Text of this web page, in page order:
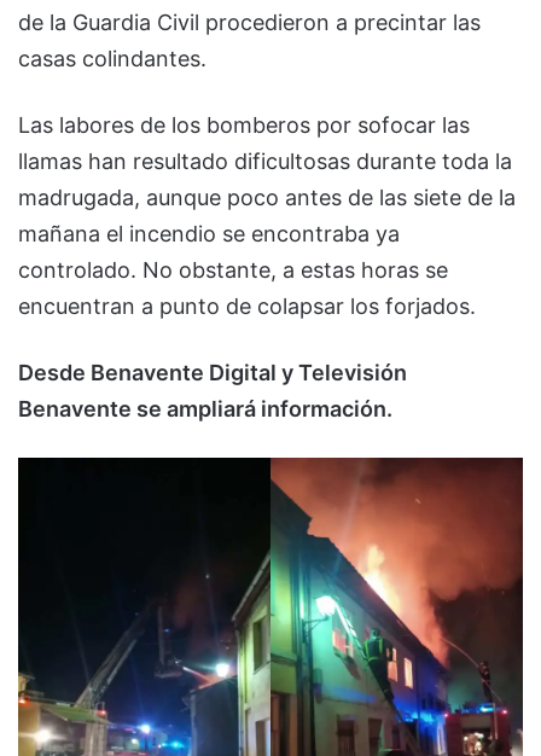
de la Guardia Civil procedieron a precintar las
casas colindantes.
Las labores de los bomberos por sofocar las
llamas han resultado dificultosas durante toda la
madrugada, aunque poco antes de las siete de la
mañana el incendio se encontraba ya
controlado. No obstante, a estas horas se
encuentran a punto de colapsar los forjados.
Desde Benavente Digital y Televisión
Benavente se ampliará información.